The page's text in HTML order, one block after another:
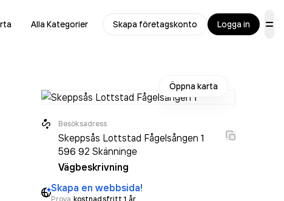
Alla Kategorier Skapa företagskonto Logga in
Öppna karta
Besöksadress
Skeppsås Lottstad Fågelsången 1
596 92 Skänninge
Vägbeskrivning
Skapa en webbsida!
Prova kostnadsfritt 1 år